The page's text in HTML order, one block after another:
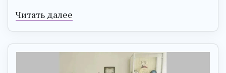
Читать далее